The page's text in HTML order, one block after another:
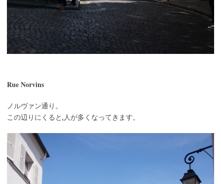
Rue Norvins
ノルヴァン通り。
この辺りにくると,人が多くなってきます。